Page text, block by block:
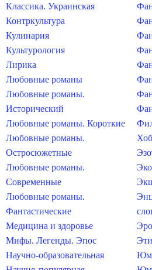
Классика. Украинская
Контркультура
Кулинария
Культурология
Лирика
Любовные романы
Любовные романы.
Исторический
Любовные романы. Короткие
Любовные романы.
Остросюжетные
Любовные романы.
Современные
Любовные романы.
Фантастические
Медицина и здоровье
Мифы. Легенды. Эпос
Научно-образовательная